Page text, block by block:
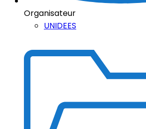
Organisateur
UNIDEES